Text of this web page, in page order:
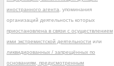
иностранного агента , упоминания
организаций деятельность которых
приостановлена в связи с осуществлением
ими экстремистской деятельности или
ликвидированных / запрещённых по
основаниям, предусмотренным